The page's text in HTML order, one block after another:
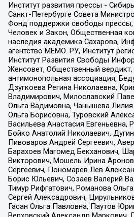
Институт развития прессы -
Санкт-Петербурге Совета
Фонд поддержки свободы прессы,
Человек и Закон, Общественная
наследия академика Сахарова,
агентство МЕМО. РУ, Институт
Институт Развития Свободы
Женсовет, Общественный вердикт,
антимонопольная ассоциация,
Дзугкоева Регина Николаевна,
Владимирович, Милославский
Ольга Вадимовна, Чанышева
Ольга Борисовна, Туровский
Васильева Анастасия Евгеньевна,
Бойко Анатолий Николаевич,
Пивоваров Андрей Сергеевич,
Барахоев Магомед Бекханович,
Викторович, Мошель Ирина
Сергеевич, Пономарев Лев
Борис Юльевич, Созаев Валерий
Тимур Рифгатович, Романова
Сергей Алексадрович,
Гасан Ольга Павловна, Паутов